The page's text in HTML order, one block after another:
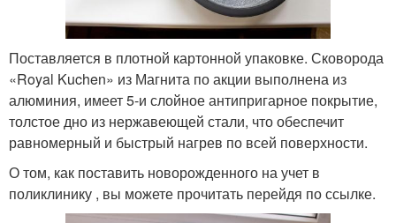
Поставляется в плотной картонной упаковке. Сковорода
«Royal Kuchen» из Магнита по акции выполнена из
алюминия, имеет 5-и слойное антипригарное покрытие,
толстое дно из нержавеющей стали, что обеспечит
равномерный и быстрый нагрев по всей поверхности.
О том, как поставить новорожденного на учет в
поликлинику , вы можете прочитать перейдя по ссылке.